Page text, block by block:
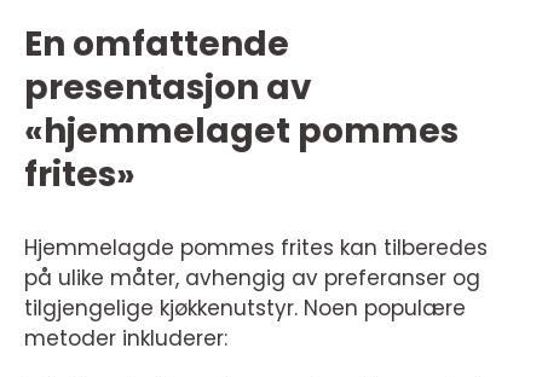
En omfattende
presentasjon av
«hjemmelaget pommes
frites»
Hjemmelagde pommes frites kan tilberedes
på ulike måter, avhengig av preferanser og
tilgjengelige kjøkkenutstyr. Noen populære
metoder inkluderer: